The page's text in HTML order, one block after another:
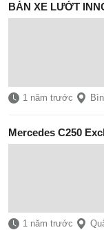
BÁN XE LƯỚT
1 năm trước
Mercedes C250
1 năm trước